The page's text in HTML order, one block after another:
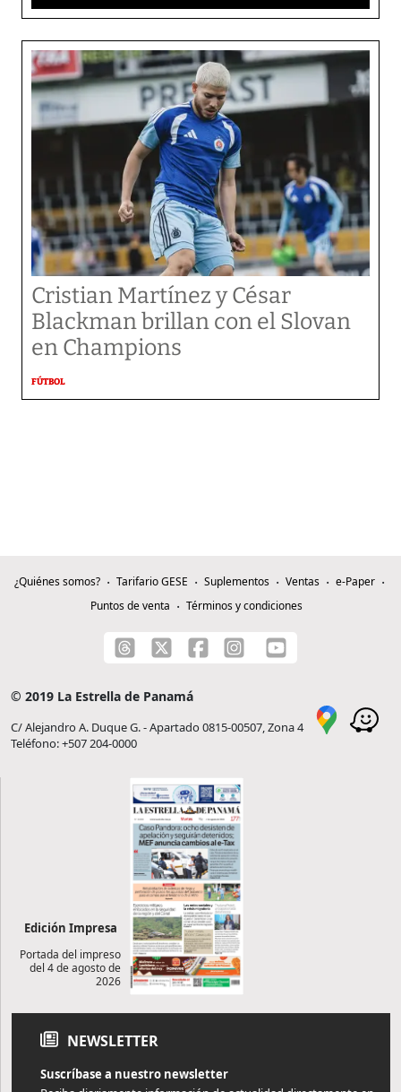
Cristian Martínez y César
Blackman brillan con el Slovan
en Champions
FÚTBOL
¿Quiénes somos? Tarifario GESE Suplementos Ventas
e-Paper
Puntos de venta
Términos y condiciones
© 2019 La Estrella de Panamá
C/ Alejandro A. Duque G. - Apartado 0815-00507, Zona 4
Teléfono: +507 204-0000
Edición Impresa
Portada del impreso
del 4 de agosto de
2026
NEWSLETTER
Suscríbase a nuestro newsletter